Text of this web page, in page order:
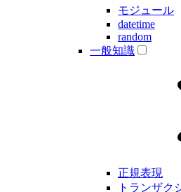
モジュール
datetime
random
一般知識
正規表現
トランザク